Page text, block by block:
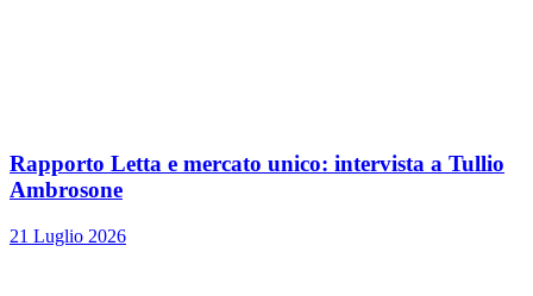
Rapporto Letta e mercato unico: intervista a Tullio
Ambrosone
21 Luglio 2026